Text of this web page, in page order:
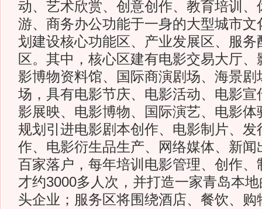
动、艺术欣赏、创意创作、教育培训、
游、商务办公功能于一身的大型城市文
划建设核心功能区、产业发展区、服务
区。其中，核心区建有电影交易大厅
影博物资料馆、国际商演剧场、海景剧
场，具有电影节庆、电影活动、电影宣
影展映、电影博物、国际演艺、电影体
规划引进电影剧本创作、电影制片、发
作、电影衍生品生产、网络媒体、新闻
百家落户，每年培训电影管理、创作、
才约3000多人次，并打造一家青岛本
头企业；服务区将围绕酒店、餐饮、购